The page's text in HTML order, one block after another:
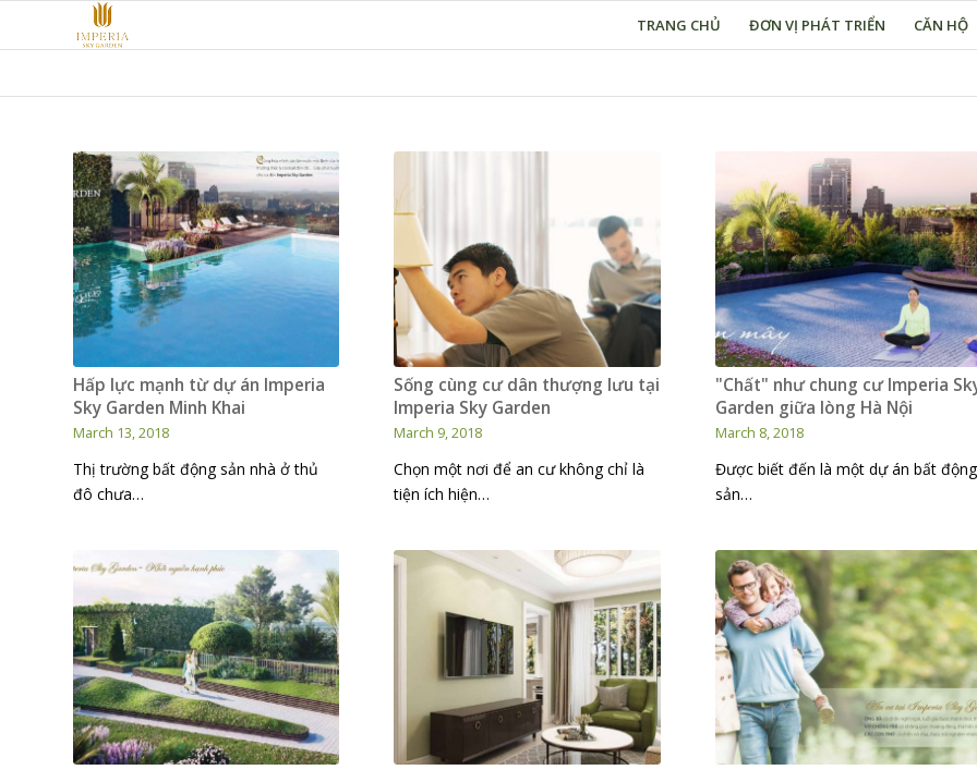
TRANG CHỦ ĐƠN VỊ PHÁT TRIỂN CĂN HỘ
Hấp lực mạnh từ dự án Imperia
Sky Garden Minh Khai
March 13, 2018
Thị trường bất động sản nhà ở thủ
đô chưa…
Sống cùng cư dân thượng lưu tại
Imperia Sky Garden
March 9, 2018
Chọn một nơi để an cư không chỉ là
tiện ích hiện…
"Chất" như chung cư Imperia
Garden giữa lòng Hà Nội
March 8, 2018
Được biết đến là một dự án bất động
sản…